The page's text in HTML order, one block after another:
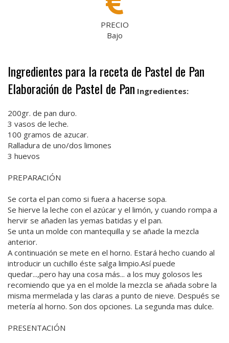
PRECIO
Bajo
Ingredientes para la receta de Pastel de Pan
Elaboración de Pastel de Pan Ingredientes:
200gr. de pan duro.
3 vasos de leche.
100 gramos de azucar.
Ralladura de uno/dos limones
3 huevos
PREPARACIÓN
Se corta el pan como si fuera a hacerse sopa.
Se hierve la leche con el azúcar y el limón, y cuando rompa a
hervir se añaden las yemas batidas y el pan.
Se unta un molde con mantequilla y se añade la mezcla
anterior.
A continuación se mete en el horno. Estará hecho cuando al
introducir un cuchillo éste salga limpio.Así puede
quedar...,pero hay una cosa más... a los muy golosos les
recomiendo que ya en el molde la mezcla se añada sobre la
misma mermelada y las claras a punto de nieve. Después se
metería al horno. Son dos opciones. La segunda mas dulce.
PRESENTACIÓN